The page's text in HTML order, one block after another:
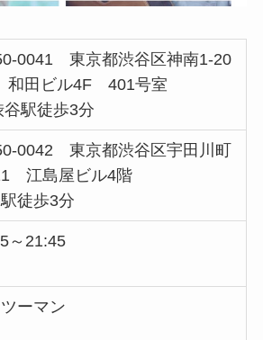
0041 東京都渋谷区神南1-20
田ビル4F 401号室
谷駅徒歩3分
0042 東京都渋谷区宇田川町
江島屋ビル4階
徒歩3分
～21:45
ーマン